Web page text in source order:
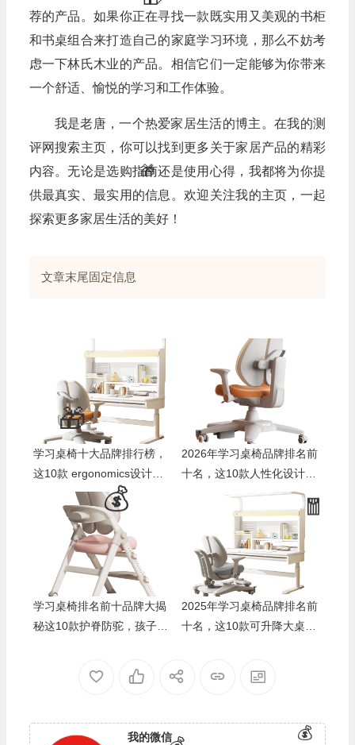
荐的产品。如果你正在寻找一款既实用又美观的书柜
和书桌组合来打造自己的家庭学习环境，那么不妨考
虑一下林氏木业的产品。相信它们一定能够为你带来
一个舒适、愉悦的学习和工作体验。
我是老唐，一个热爱家居生活的博主。在我的测
评网搜索主页，你可以找到更多关于家居产品的精彩
内容。无论是选购指南还是使用心得，我都将为你提
供最真实、最实用的信息。欢迎关注我的主页，一起
探索更多家居生活的美好！
文章末尾固定信息
学习桌椅十大品牌排行榜，
这10款 ergonomics设计、
耐用舒适，让孩子爱上学习
2026年学习桌椅品牌排名前
十名，这10款人性化设计、
环保材质，学习更专注、舒
学习桌椅排名前十品牌大揭
秘这10款护脊防驼，孩子用
2025年学习桌椅品牌排名前
十名，这10款可升降大桌面
我的微信
🎁